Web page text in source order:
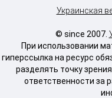
Украинская
© since 2007.
При использовании
гиперссылка на ресурс
разделять точку
ответственности за